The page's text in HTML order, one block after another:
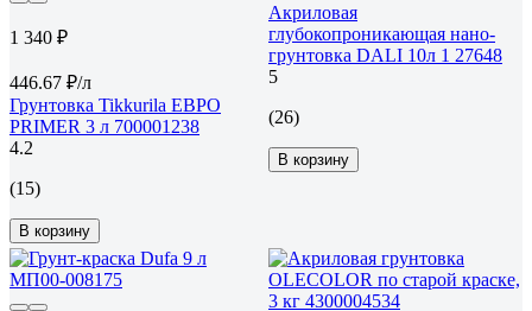
1 340 ₽
446.67 ₽/л
Грунтовка Tikkurila ЕВРО
PRIMER 3 л 700001238
4.2
(15)
В корзину
Акриловая
глубокопроникающая нано-
грунтовка DALI 10л 1 27648
5
(26)
В корзину